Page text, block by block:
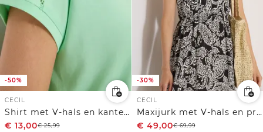
-50%
CECIL
Shirt met V-hals en kanten detail
€ 13,00€25,99
-30%
CECIL
Maxijurk met V-hals en print
€ 49,00€69,99